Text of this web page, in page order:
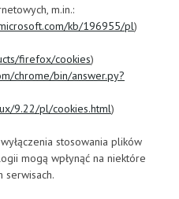
m.in.:
kb/196955/pl)
firefox/cookies)
chrome/bin/answer.py?
9.22/pl/cookies.html)
stosowania plików
mogą wpłynąć na niektóre
serwisach.